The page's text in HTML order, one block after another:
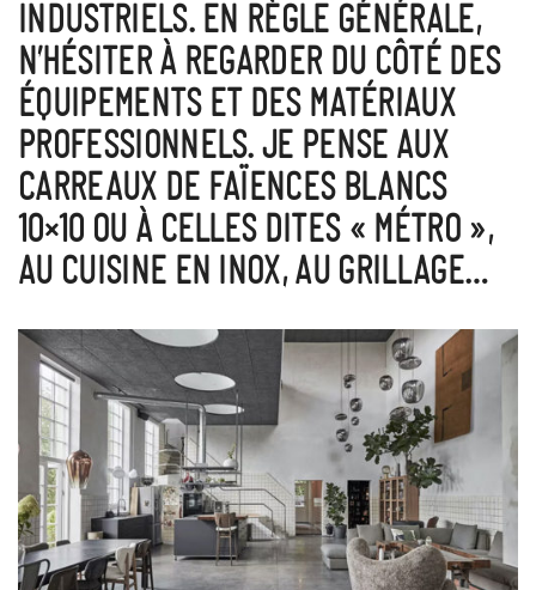
INDUSTRIELS. EN RÈGLE GÉNÉRALE,
N’HÉSITER À REGARDER DU CÔTÉ DES
ÉQUIPEMENTS ET DES MATÉRIAUX
PROFESSIONNELS. JE PENSE AUX
CARREAUX DE FAÏENCES BLANCS
10×10 OU À CELLES DITES « MÉTRO »,
AU CUISINE EN INOX, AU GRILLAGE…